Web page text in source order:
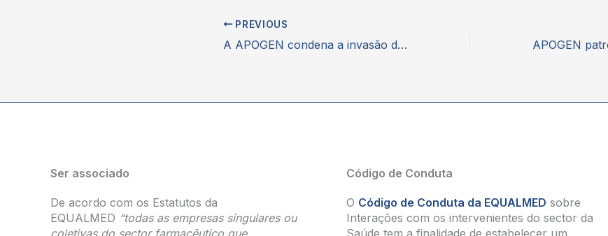
PREVIOUS
A APOGEN condena a invasão da Ucrânia e a violência armada na tentativa de limitar a soberania de um Estado Nação independente
Ser associado
De acordo com os Estatutos da
EQUALMED “todas as empresas singulares ou
coletivas do sector farmacêutico que
Código de Conduta
O Código de Conduta da EQUALMED sobre
Interações com os intervenientes do sector da
Saúde tem a finalidade de estabelecer um